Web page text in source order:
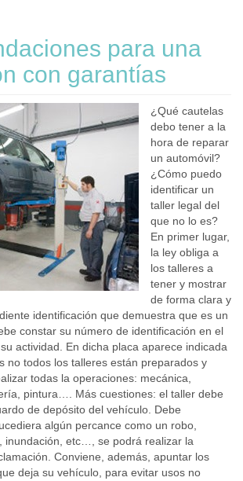
para una
con garantías
¿Qué cautelas
debo tener a la
hora de reparar
un automóvil?
¿Cómo puedo
identificar un
taller legal del
que no lo es?
En primer lugar,
la ley obliga a
los talleres a
tener y mostrar
de forma clara y
identificación que demuestra que es un
constar su número de identificación en el
actividad. En dicha placa aparece indicada
no todos los talleres están preparados y
todas la operaciones: mecánica,
pintura…. Más cuestiones: el taller debe
de depósito del vehículo. Debe
algún percance como un robo,
inundación, etc…, se podrá realizar la
Conviene, además, apuntar los
deja su vehículo, para evitar usos no